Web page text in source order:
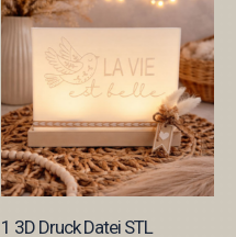
1 3D Druck Datei STL